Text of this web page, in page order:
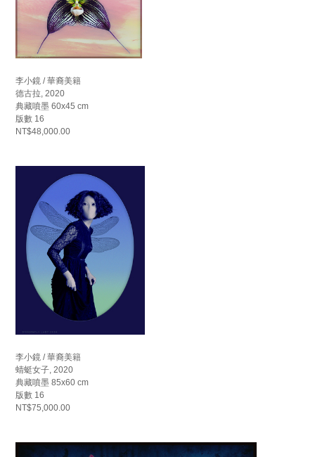
李小鏡 / 華裔美籍
德古拉, 2020
典藏噴墨 60x45 cm
版數 16
NT$48,000.00
李小鏡 / 華裔美籍
蜻蜓女子, 2020
典藏噴墨 85x60 cm
版數 16
NT$75,000.00